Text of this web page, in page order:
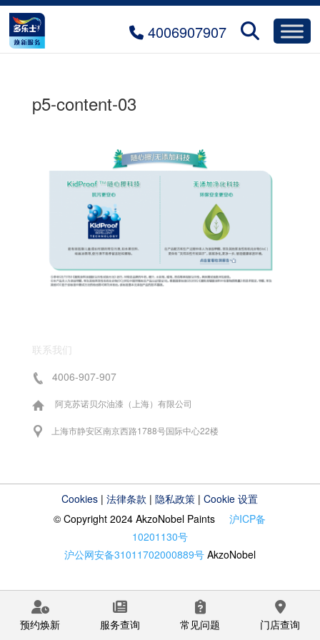
4006907907
p5-content-03
联系我们
4006-907-907
阿克苏诺贝尔油漆（上海）有限公司
上海市静安区南京西路1788号国际中心22楼
Cookies |法律条款 |隐私政策 |Cookie 设置
© Copyright 2024 AkzoNobel Paints沪ICP备
10201130号
沪公网安备31011702000889号 AkzoNobel
预约焕新 服务查询 常见问题 门店查询